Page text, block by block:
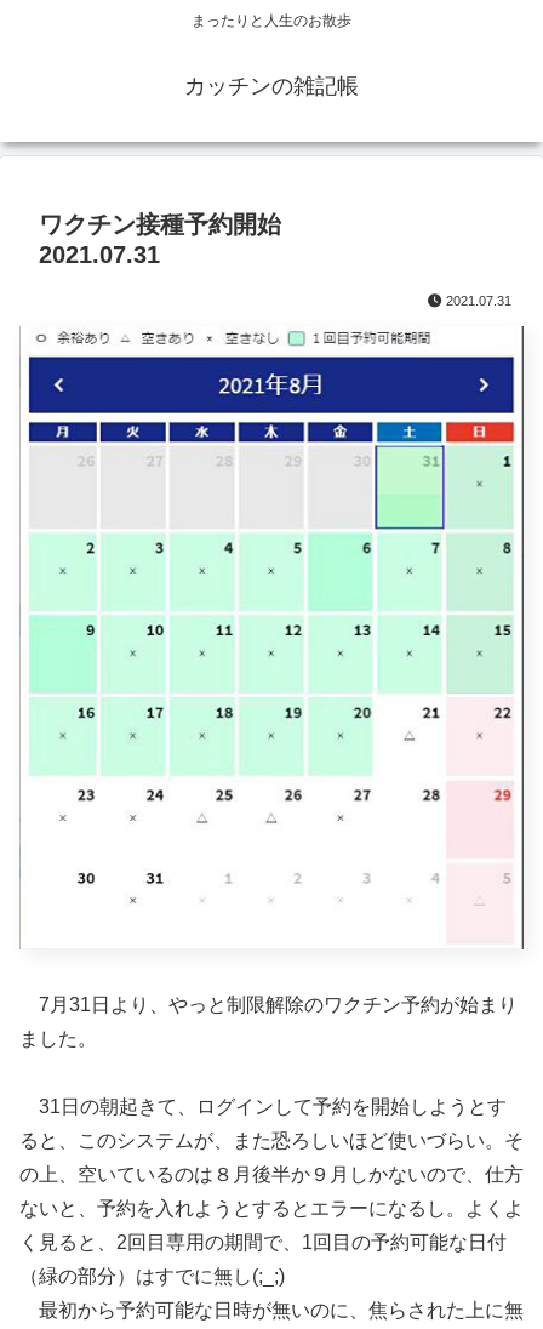
まったりと人生のお散歩
カッチンの雑記帳
ワクチン接種予約開始
2021.07.31
2021.07.31
7月31日より、やっと制限解除のワクチン予約が始まり
ました。
31日の朝起きて、ログインして予約を開始しようとす
ると、このシステムが、また恐ろしいほど使いづらい。そ
の上、空いているのは８月後半か９月しかないので、仕方
ないと、予約を入れようとするとエラーになるし。よくよ
く見ると、2回目専用の期間で、1回目の予約可能な日付
（緑の部分）はすでに無し(;_;)
最初から予約可能な日時が無いのに、焦らされた上に無